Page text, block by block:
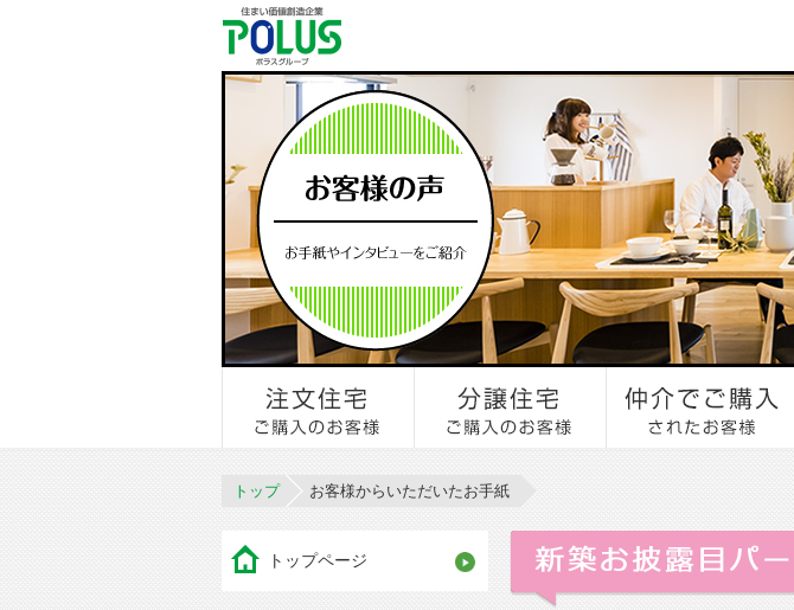
トップ お客様からいただいたお手紙
トップページ